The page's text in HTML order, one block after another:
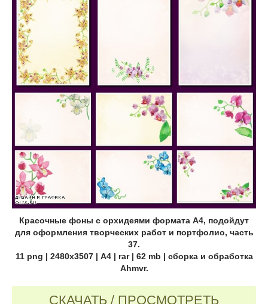
Красочные фоны с орхидеями формата А4, подойдут
для оформления творческих работ и портфолио, часть
37.
11 png | 2480х3507 | А4 | rar | 62 mb | сборка и обработка
Ahmvr.
СКАЧАТЬ / ПРОСМОТРЕТЬ